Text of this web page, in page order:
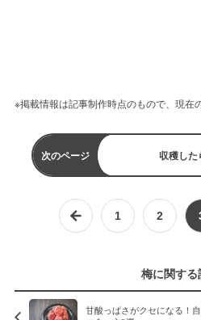
※掲載情報は記事制作時点のもので、現在
次のページ 収穫し
1 2
梅に関する
甘酸っぱさがクセになる！